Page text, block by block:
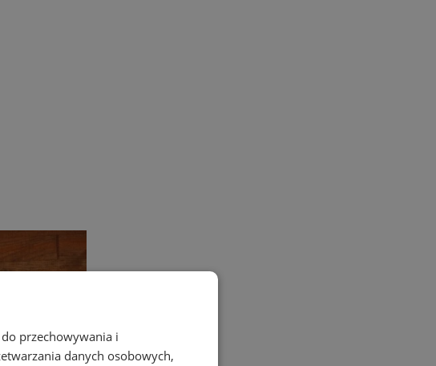
przechowywania i
danych osobowych,